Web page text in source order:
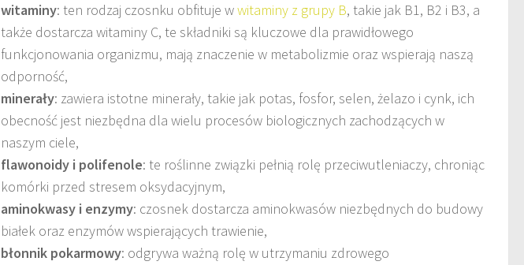
witaminy: ten rodzaj czosnku obfituje wwitaminy z grupy B, takie jak B1, B2 i B3, a
także dostarcza witaminy C, te składniki są kluczowe dla prawidłowego
funkcjonowania organizmu, mają znaczenie w metabolizmie oraz wspierają naszą
odporność,
minerały: zawiera istotne minerały, takie jak potas, fosfor, selen, żelazo i cynk, ich
obecność jest niezbędna dla wielu procesów biologicznych zachodzących w
naszym ciele,
flawonoidy i polifenole: te roślinne związki pełnią rolę przeciwutleniaczy, chroniąc
komórki przed stresem oksydacyjnym,
aminokwasy i enzymy: czosnek dostarcza aminokwasów niezbędnych do budowy
białek oraz enzymów wspierających trawienie,
błonnik pokarmowy: odgrywa ważną rolę w utrzymaniu zdrowego